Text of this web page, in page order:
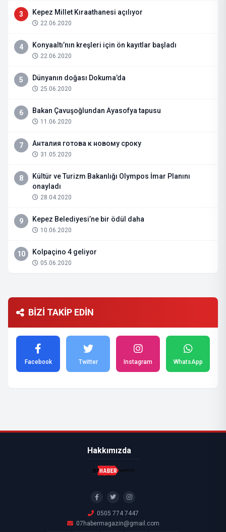
3 Kepez Millet Kıraathanesi açılıyor
22.06.2020
4 Konyaaltı’nın kreşleri için ön kayıtlar başladı
22.06.2020
5 Dünyanın doğası Dokuma’da
25.06.2020
6 Bakan Çavuşoğlundan Ayasofya tapusu
11.06.2020
7 Анталия готова к новому сроку
31.05.2020
8
Kültür ve Turizm Bakanlığı Olympos İmar Planını
onayladı
28.04.2020
9 Kepez Belediyesi’ne bir ödül daha
10.06.2020
10 Kolpaçino 4 geliyor
05.06.2020
BİZİ TAKİP EDİN
Facebook Twitter Instagram WhatsApp
Hakkımızda
0505 774 7447
07habermagazin@gmail.com